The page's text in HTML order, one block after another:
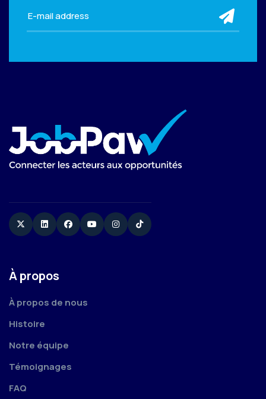
TwitterLinkedinFacebookYouTubeInstagram
TikTok
À propos
À propos de nous
Histoire
Notre équipe
Témoignages
FAQ